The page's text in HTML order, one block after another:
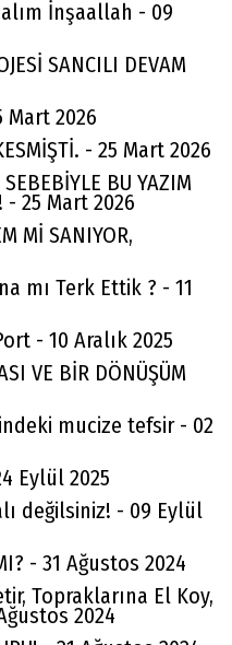
İnşaallah - 09
SANCILI DEVAM
Mart 2026
- 25 Mart 2026
BU YAZIM
- 25 Mart 2026
Mİ SANIYOR,
mı Terk Ettik ? - 11
- 10 Aralık 2025
VE BİR DÖNÜŞÜM
mucize tefsir - 02
Eylül 2025
değilsiniz! - 09 Eylül
- 31 Ağustos 2024
Topraklarına El Koy,
2024